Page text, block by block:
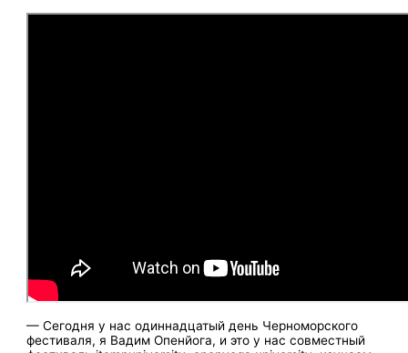
— Сегодня у нас одиннадцатый день Черноморского
фестиваля, я Вадим Опенйога, и это у нас совместный